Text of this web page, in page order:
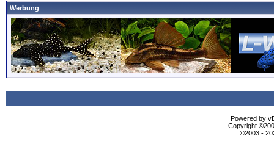
Werbung
Powered by
Copyright
©2003 -